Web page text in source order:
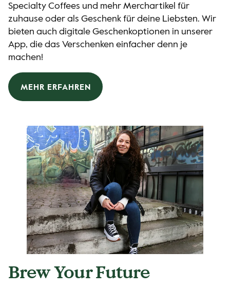
Specialty Coffees und mehr Merchartikel für
zuhause oder als Geschenk für deine Liebsten. Wir
bieten auch digitale Geschenkoptionen in unserer
App, die das Verschenken einfacher denn je
machen!
MEHR ERFAHREN
Brew Your Future